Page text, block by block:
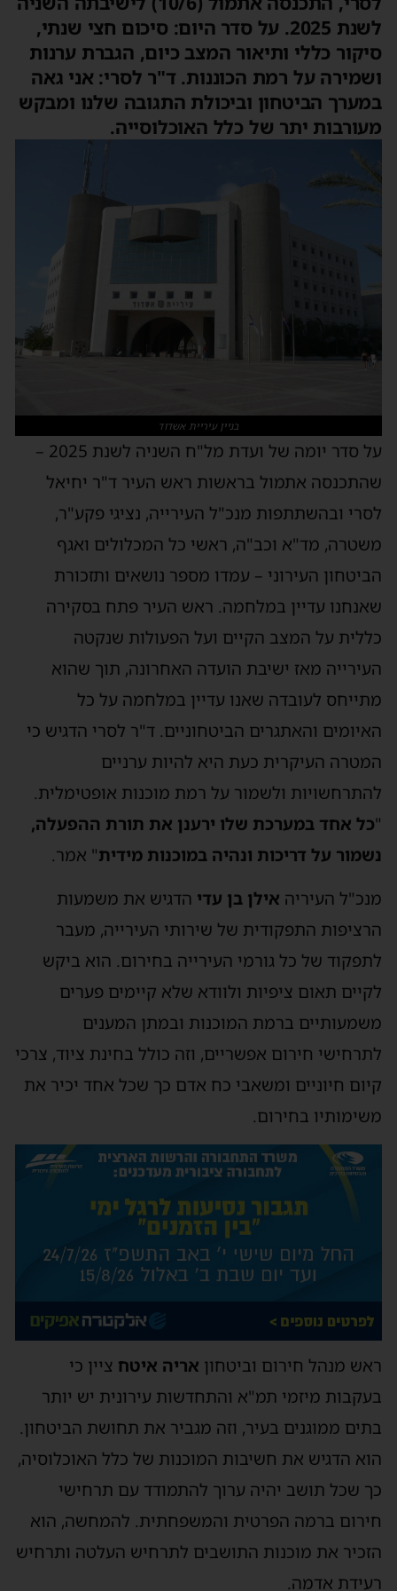
לשנת 2025. על סדר היום: סיכום חצי שנתי,
סיקור כללי ותיאור המצב כיום, הגברת ערנות
ושמירה על רמת הכוננות. ד"ר לסרי: אני גאה
במערך הביטחון וביכולת התגובה שלנו ומבקש
מעורבות יתר של כלל האוכלוסייה.
בניין עיריית אשדוד
על סדר יומה של ועדת מל"ח השניה לשנת 2025 –
שהתכנסה אתמול בראשות ראש העיר ד"ר יחיאל
לסרי ובהשתתפות מנכ"ל העירייה, נציגי פקע"ר,
משטרה, מד"א וכב"ה, ראשי כל המכלולים ואגף
הביטחון העירוני – עמדו מספר נושאים ותזכורת
שאנחנו עדיין במלחמה. ראש העיר פתח בסקירה
כללית על המצב הקיים ועל הפעולות שנקטה
העירייה מאז ישיבת הועדה האחרונה, תוך שהוא
מתייחס לעובדה שאנו עדיין במלחמה על כל
האיומים והאתגרים הביטחוניים. ד"ר לסרי הדגיש כי
המטרה העיקרית כעת היא להיות ערניים
להתרחשויות ולשמור על רמת מוכנות אופטימלית.
"כל אחד במערכת שלו ירענן את תורת ההפעלה,
נשמור על דריכות ונהיה במוכנות מידית" אמר.
מנכ"ל העיריה אילן בן עדי הדגיש את משמעות
הרציפות התפקודית של שירותי העירייה, מעבר
לתפקוד של כל גורמי העירייה בחירום. הוא ביקש
לקיים תאום ציפיות ולוודא שלא קיימים פערים
משמעותיים ברמת המוכנות ובמתן המענים
לתרחישי חירום אפשריים, וזה כולל בחינת ציוד, צרכי
קיום חיוניים ומשאבי כח אדם כך שכל אחד יכיר את
משימותיו בחירום.
ראש מנהל חירום וביטחון אריה איטח ציין כי
בעקבות מיזמי תמ"א והתחדשות עירונית יש יותר
בתים ממוגנים בעיר, וזה מגביר את תחושת הביטחון.
הוא הדגיש את חשיבות המוכנות של כלל האוכלוסיה,
כך שכל תושב יהיה ערוך להתמודד עם תרחישי
חירום ברמה הפרטית והמשפחתית. להמחשה, הוא
הזכיר את מוכנות התושבים לתרחיש העלטה ותרחיש
רעידת אדמה.